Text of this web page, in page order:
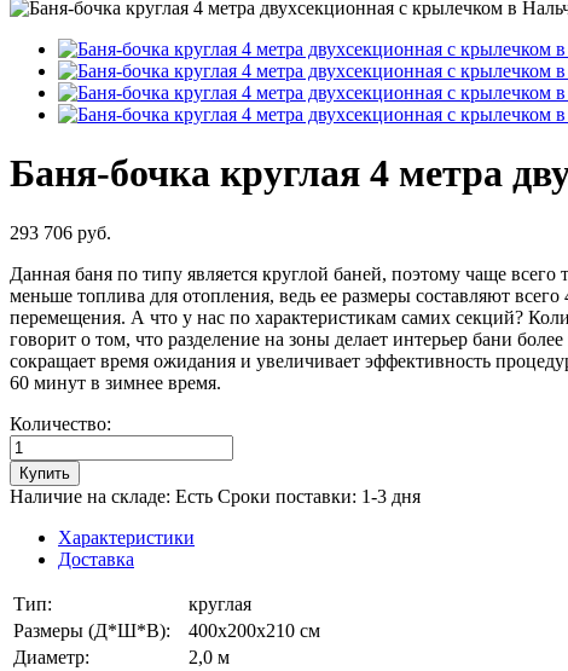
Баня-бочка круглая 4 метра
293 706 руб.
Данная баня по типу является круглой баней, поэтому чаще
меньше топлива для отопления, ведь ее размеры составляют
перемещения. А что у нас по характеристикам самих секций?
говорит о том, что разделение на зоны делает интерьер бани
сокращает время ожидания и увеличивает эффективность
60 минут в зимнее время.
Количество:
Купить
Наличие на складе: Есть Сроки поставки: 1-3 дня
Характеристики
Доставка
Тип:
круглая
Размеры (Д*Ш*В):
400х200х210 см
Диаметр:
2,0 м